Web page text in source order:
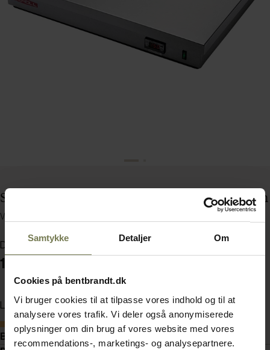
Samtykke Detaljer Om
Cookies på bentbrandt.dk
Vi bruger cookies til at tilpasse vores indhold og til at
analysere vores trafik. Vi deler også anonymiserede
oplysninger om din brug af vores website med vores
recommendations-, marketings- og analysepartnere.
Scholl 26060/15DIG varmeplade, 600 x 500 mm
Varenummer: 72500816
Din pris (ekskl. moms)
16.275,00 kr./stk.
Læg i kurv
Bestillingsvare
Beskrivelse